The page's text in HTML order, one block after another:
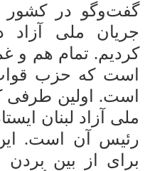
گفت‌وگو در کشور
جریان ملی آزاد
کردیم. تمام هم و
است که حزب قوات
است. اولین طرفی
ملی آزاد لبنان
رئیس آن است.
برای از بین بردن